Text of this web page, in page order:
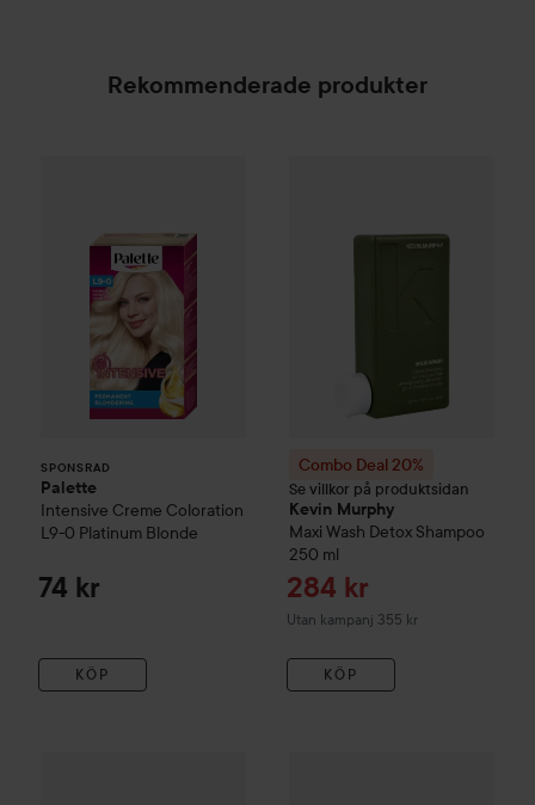
Rekommenderade produkter
SPONSRAD
Palette
Intensive Creme Coloration
L9-0 Platinum Blonde
74 kr
KÖP
Combo Deal 20%
Se villkor på produktsidan
Kevin Murphy
Maxi Wash Detox Shampoo
250 ml
Reapris
284 kr
Utan kampanj 355 kr
KÖP